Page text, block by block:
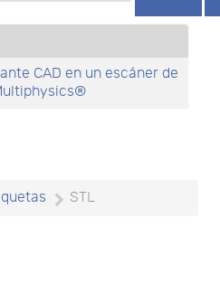
CAD en un escáner de
STL